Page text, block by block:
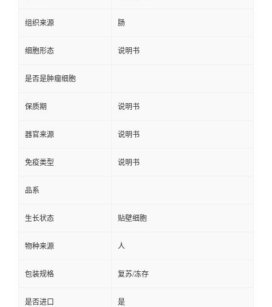
组织来源 肠
细胞形态 说明书
是否是肿瘤细胞
保质期 说明书
器官来源 说明书
免疫类型 说明书
品系
生长状态 贴壁细胞
物种来源 人
包装规格 复苏/冻存
是否进口 是